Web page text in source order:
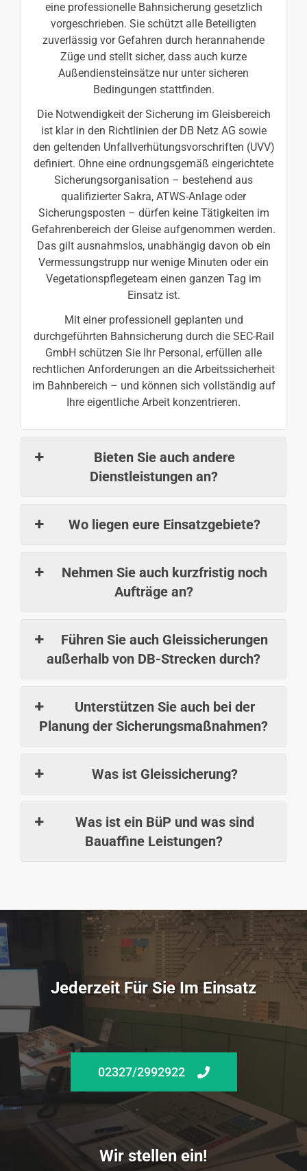
eine professionelle Bahnsicherung gesetzlich
vorgeschrieben. Sie schützt alle Beteiligten
zuverlässig vor Gefahren durch herannahende
Züge und stellt sicher, dass auch kurze
Außendiensteinsätze nur unter sicheren
Bedingungen stattfinden.
Die Notwendigkeit der Sicherung im Gleisbereich
ist klar in den Richtlinien der DB Netz AG sowie
den geltenden Unfallverhütungsvorschriften (UVV)
definiert. Ohne eine ordnungsgemäß eingerichtete
Sicherungsorganisation – bestehend aus
qualifizierter Sakra, ATWS-Anlage oder
Sicherungsposten – dürfen keine Tätigkeiten im
Gefahrenbereich der Gleise aufgenommen werden.
Das gilt ausnahmslos, unabhängig davon ob ein
Vermessungstrupp nur wenige Minuten oder ein
Vegetationspflegeteam einen ganzen Tag im
Einsatz ist.
Mit einer professionell geplanten und
durchgeführten Bahnsicherung durch die SEC-Rail
GmbH schützen Sie Ihr Personal, erfüllen alle
rechtlichen Anforderungen an die Arbeitssicherheit
im Bahnbereich – und können sich vollständig auf
Ihre eigentliche Arbeit konzentrieren.
Bieten Sie auch andere
Dienstleistungen an?
Wo liegen eure Einsatzgebiete?
Nehmen Sie auch kurzfristig noch
Aufträge an?
Führen Sie auch Gleissicherungen
außerhalb von DB-Strecken durch?
Unterstützen Sie auch bei der
Planung der Sicherungsmaßnahmen?
Was ist Gleissicherung?
Was ist ein BüP und was sind
Bauaffine Leistungen?
Jederzeit Für Sie Im Einsatz
02327/2992922
Wir stellen ein!